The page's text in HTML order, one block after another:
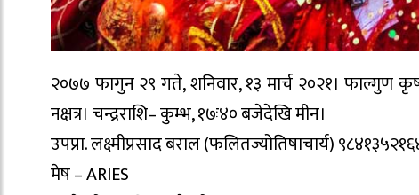
२०७७ फागुन २९ गते, शनिवार, १३ मार्च २०२१। फाल्गुण
नक्षत्र। चन्द्रराशि– कुम्भ, १७ः४० बजेदेखि मीन।
उपप्रा. लक्ष्मीप्रसाद बराल (फलितज्योतिषाचार्य)
मेष – ARIES